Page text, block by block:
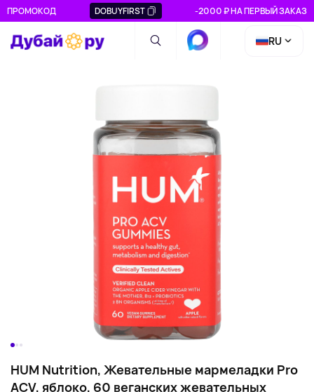
ПРОМОКОД DOBUYFIRST -2000 ₽ НА ПЕРВЫЙ ЗАКАЗ
RU
HUM Nutrition, Жевательные мармеладки Pro
ACV, яблоко, 60 веганских жевательных